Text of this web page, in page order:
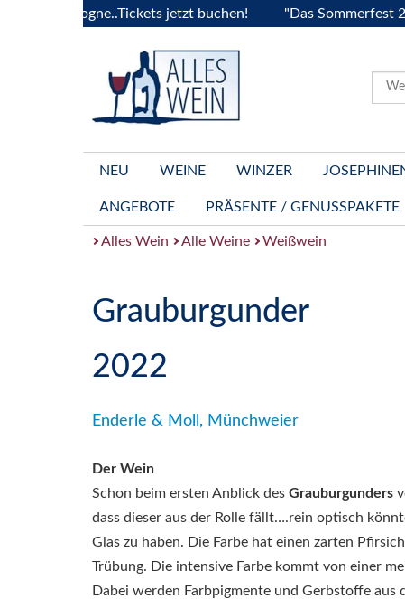
Bourgogne..Tickets jetzt buchen! "Das Sommerfest
NEU WEINE WINZER
ANGEBOTE PRÄSENTE / GENUSSPAKETE
Alles Wein Alle Weine Weißwein
Grauburgunder
2022
Enderle & Moll, Münchweier
Der Wein
Schon beim ersten Anblick des Grauburgunders
dass dieser aus der Rolle fällt….rein optisch
Glas zu haben. Die Farbe hat einen zarten
Trübung. Die intensive Farbe kommt von einer
Dabei werden Farbpigmente und Gerbstoffe aus